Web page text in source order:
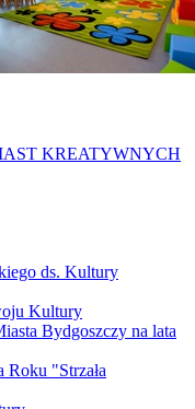
KREATYWNYCH
ds. Kultury
Kultury
Bydgoszczy na lata
Roku "Strzała